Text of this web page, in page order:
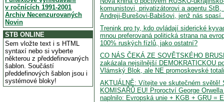
v ročnících 1991-2001
Archiv Necenzurovaných
Novin
STB ONLINE
Sem vložte text i s HTML
syntaxí nebo si vyberte
některou z předdefinovaných
šablon. Součástí
předdefinových šablon jsou i
systémové bloky!
komunistovi, privatizátorovi a agentu StB,
Andreji-Burešovi-Babišovi, jenž nás
Trenink pro ty, kdo ovládají siderické
mnou preferovaná politická strana na
100% ruských fízlů, jako ostatní?
CO NÁS ČEKÁ ZE SOVĚTSKÉHO
zakázala nejsilnější DEMOKRATICKOU
Vlámský Blok, ale NE promoskevské
AKTUÁLNĚ: Vítejte ve skutečném světě!
KOMISAŘŮ EU! Proroctví George
naplnilo: Evropská unie + KGB + GRU =